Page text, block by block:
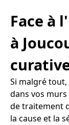
Face à
à
Si malgré
dans vos
de traitement
la cause et la